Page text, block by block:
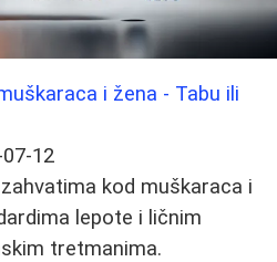
i žena - Tabu ili
12
kod muškaraca i
lepote i ličnim
tretmanima.